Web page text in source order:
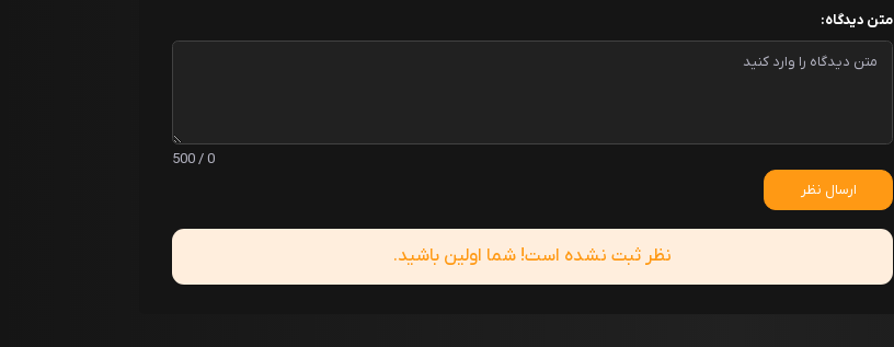
متن دیدگاه:
0 / 500
ارسال نظر
نظر ثبت نشده است! شما اولین باشید.